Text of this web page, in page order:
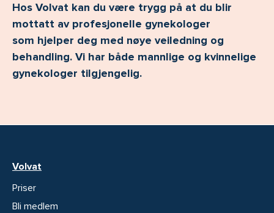
Hos Volvat kan du være trygg på at du blir
mottatt av profesjonelle gynekologer
som hjelper deg med nøye veiledning og
behandling. Vi har både mannlige og kvinnelige
gynekologer tilgjengelig.
Volvat
Priser
Bli medlem